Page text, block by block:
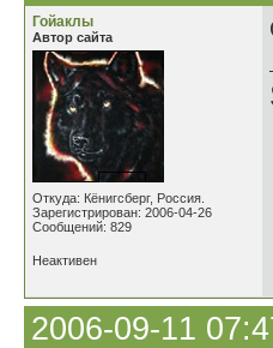
Гойаклы
Автор сайта
Откуда: Кёнигсберг, Россия.
Зарегистрирован: 2006-04-26
Сообщений: 829
Неактивен
2006-09-11